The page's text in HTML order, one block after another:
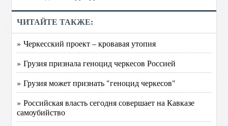
ЧИТАЙТЕ ТАКЖЕ:
» Черкесский проект – кровавая утопия
» Грузия признала геноцид черкесов Россией
» Грузия может признать "геноцид черкесов"
» Российская власть сегодня совершает на Кавказе
самоубийство